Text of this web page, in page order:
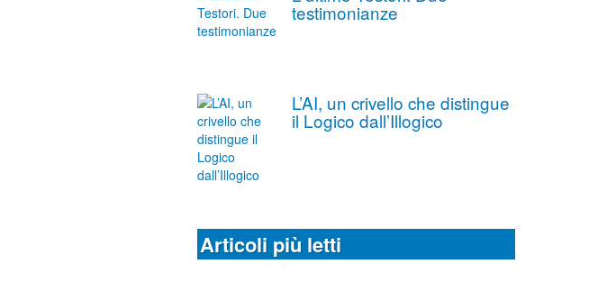
testimonianze
L’AI, un crivello che distingue
il Logico dall’Illogico
Articoli più letti